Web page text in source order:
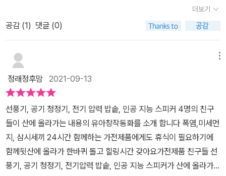
요.아이고... 쉼 없이 이야기하는 인공 지는 스피커는 벌써 뜨거워지고
있어요.산에 오르면 <뒷산 한 바퀴>의 모든 문장들이 공감되며 다시
오겠다 다짐을 하지만또다시 일상에 돌아오면 우선순위가 밀리고 밀
려 어느새 산을 잊게 되지요.오늘은 꼬옥 일어서서 뒷산 한 바퀴 돌아
봐야겠어요.- <뒷산 한 바퀴> 출간 기념 북토크 -책방 사춘기에서 2
021년 9월 16일 북토크를 진행하셨네요.저도 뒤늦게 보게 된 소식이
라 아쉬웠지만 책방사춘기에서 라방 피트를 공개해 놓으셨네요.시원
한 그림을 보는 것만으로 행복했던 시간이네요.뜨거운 머릿속이었는
데 이야기를 듣고 오니 뻥 뚫린 속이 되었네요.북토크 포스터가 너무
귀여워서 가져와 보았어요.책방 사춘기의 '뒷산 한 바퀴' 출간 기념 북
토크 링크 :https://www.instagram.com/tv/CT4UysKlD3S/?
utm_source=ig_web_copy_link - <뒷산 한 바퀴> 작업 이야기
많은 휴식과 마음의 정화가 되었나봐요.이 장면을 보는데 저도 왠지
휴식을 얻은듯한 기분이더라구요.당장 산으로 달려가고 싶기도 하구
들도 학교 다녀와서 공부하고매일 똑같은 일상을 보내고 있는데,이
책을 읽고나서는 아무것도 하기 싫다라고 말하더라구요.잠시 모든걸
내려놓고 아무것도 하지 않는다거나,산으로 올라가 휴식을 보내보는
거 어떠신가요?잠시 모든걸 내려놓는것도 참 중요합니다.​아이들에게
도 어른들에게도힐링이 되어주는 그림책<뒷산 한 바퀴> 여러분도 만
나보시길 바래요.​​[도서를 지원받아 작성한 후기입니다]
보이면서 이야기는 시작됩니다.​​줄거리...선풍기랑 공기청정기랑 전기
압력 밥솥, 인공지능 스피커가 산에 갑니다.​한 걸음 한 걸은 오르다 보
면 무거웠던 발걸음이 힘차고 가벼워집니다.인공 지능 스피커:잠깐!
멈춰서 눈의 감고 숨을 쉬어 보세요.​깊게 숨을 들이마시고 흠- 천천히
뱉어 내세요.하-​압력밥솥 :밥할 시간이야. 집에 갈래. 다들 배고플 거
야.인공 지능 스피커:배가 고프면 알아서 뭘 먹겠죠 집 근처 식당 정보
입니다.20미터 카레 전문 식당이 있죠. 25미터 생선구이 집도 있고,
30미터 된장찌개잘하는 집도 있고...공기청정기 :무슨 소리 하는 거
야? 잠깐 숨 좀 쉬자.​​​(본문 중에서 )속표지에서부터 열기와 답답함이
느껴지는 도시가 보입니다. 열 일 하는 우리 집가전제품들이 빨갛게
달아오른 채 산에 갑니다. 산은 누구나 환영한다는 글귀처럼 산은 언
제나 우리에게 아낌없이 내어 줍니다. 산에 오른 선풍기, 공기청정기,
더보기
공감 (1) 댓글 (0)
정래정후맘 2021-09-13
선풍기, 공기 청정기, 전기 압력 밥솥, 인공 지능 스피커 4명의 친구
들이 산에 올라가는 내용의 유아창작동화를 소개 합니다 폭염,미세먼
지, 삼시세끼 24시간 함께하는 가전제품에게도 휴식이 필요하기에
함께뒷산에 올라가 한바퀴 돌고 힐링시간 갖아요가전제품 친구들 선
풍기, 공기 청정기, 전기압력 밥솥, 인공 지능 스피커가 산에 올라가요